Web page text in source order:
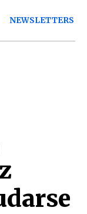
NEWSLETTERS